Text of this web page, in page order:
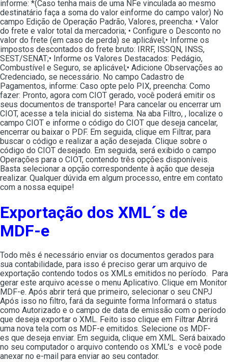
informe: *(Caso tenha mais de uma NFe vinculada ao mesmo
destinatário faça a soma do valor einforme do campo valor) No
campo Edição de Operação Padrão, Valores, preencha: • Valor
do frete e valor total da mercadoria; • Configure o Desconto no
valor do frete (em caso de perda) se aplicável;• Informe os
impostos descontados do frete bruto: IRRF, ISSQN, INSS,
SEST/SENAT;• Informe os Valores Destacados: Pedágio,
Combustível e Seguro, se aplicável;• Adicione Observações ao
Credenciado, se necessário. No campo Cadastro de
Pagamentos, informe: Caso opte pelo PIX, preencha: Como
fazer: Pronto, agora com CIOT gerado, você poderá emitir os
seus documentos de transporte! Para cancelar ou encerrar um
CIOT, acesse a tela inicial do sistema. Na aba Filtro, , localize o
campo CIOT e informe o código do CIOT que deseja cancelar,
encerrar ou baixar o PDF. Em seguida, clique em Filtrar, para
buscar o código e realizar a ação desejada. Clique sobre o
código do CIOT desejado. Em seguida, será exibido o campo
Operações para o CIOT, contendo três opções disponíveis.
Basta selecionar a opção correspondente à ação que deseja
realizar. Qualquer dúvida em algum processo, entre em contato
com a nossa equipe!
Exportação dos XML´s de
MDF-e
Todo mês é necessário enviar os documentos gerados para
sua contabilidade, para isso é preciso gerar um arquivo de
exportação contendo todos os XMLs emitidos no período. Para
gerar este arquivo acesse o menu Aplicativo. Clique em Monitor
MDF-e. Após abrir terá que primeiro, selecionar o seu CNPJ
Após isso no filtro, fará da seguinte forma Informará o status
como Autorizado e o campo de data de emissão com o período
que deseja exportar o XML. Feito isso clique em Filtrar Abrirá
uma nova tela com os MDF-e emitidos. Selecione os MDF-
es que deseja enviar. Em seguida, clique em XML. Será baixado
no seu computador o arquivo contendo os XML’s e você pode
anexar no e-mail para enviar ao seu contador.